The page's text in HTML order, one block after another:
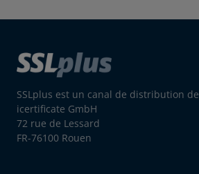
SSLplus est un canal de distribution de
icertificate GmbH
72 rue de Lessard
FR-76100 Rouen